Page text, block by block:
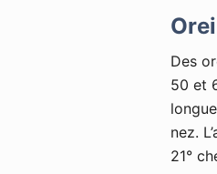
Des
50 et
nez.
21°